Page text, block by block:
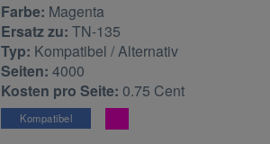
Farbe: Magenta
Ersatz zu:TN-135
Typ: Kompatibel / Alternativ
Seiten:4000
Kosten pro Seite: 0.75 Cent
Kompatibel